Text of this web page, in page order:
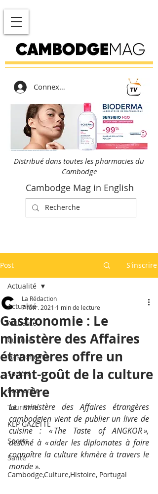
Connexion
Distribué dans toutes les pharmacies du
Cambodge
Cambodge Mag in English
Post S'inscrire
Actualité
Actualité
Culture
Gastronomie
Société
Economie
Tourisme
KEP GAZETTE
Sports
Santé
Cambodge,Culture,Histoire, Portugal
Actualité
Gastronomie : Le
ministère des Affaires
étrangères offre un
avant-goût de la culture
khmère
La Rédaction
7 févr. 2021 1 min de lecture
Le ministère des Affaires étrangères
cambodgien vient de publier un livre de
cuisine : « The Taste of ANGKOR »,
destiné à « aider les diplomates à faire
connaître la culture khmère à travers le
monde ».